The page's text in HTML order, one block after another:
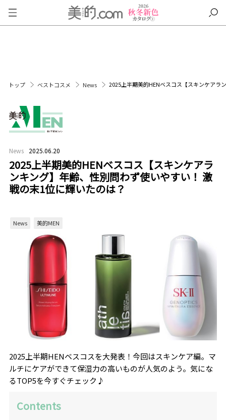
トップ ベストコスメ News 2025上半期美的HENベスコス【スキンケアラ
News 2025.06.20
2025上半期美的HENベスコス【スキンケアラ
ンキング】年齢、性別問わず使いやすい！ 激
戦の末1位に輝いたのは？
News 美的MEN
2025上半期HENベスコスを大発表！今回はスキンケア編。マ
ルチにケアができて保湿力の高いものが人気のよう。気にな
るTOP5を今すぐチェック♪
Contents